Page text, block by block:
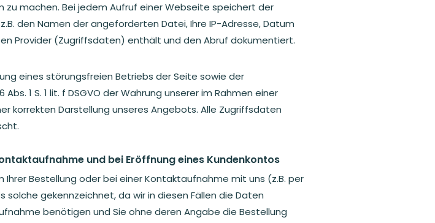
zu machen. Bei jedem Aufruf einer Webseite speichert der
den Namen der angeforderten Datei, Ihre IP-Adresse, Datum
Provider (Zugriffsdaten) enthält und den Abruf dokumentiert.
eines störungsfreien Betriebs der Seite sowie der
1 S. 1 lit. f DSGVO der Wahrung unserer im Rahmen einer
korrekten Darstellung unseres Angebots. Alle Zugriffsdaten
und bei Eröffnung eines Kundenkontos
Bestellung oder bei einer Kontaktaufnahme mit uns (z.B. per
gekennzeichnet, da wir in diesen Fällen die Daten
benötigen und Sie ohne deren Angabe die Bestellung